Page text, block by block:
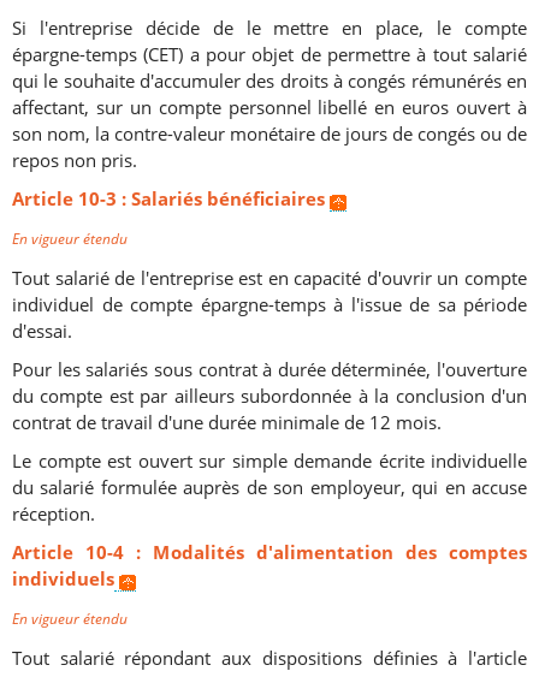
Si l'entreprise décide de le mettre en place, le compte
épargne-temps (CET) a pour objet de permettre à tout salarié
qui le souhaite d'accumuler des droits à congés rémunérés en
affectant, sur un compte personnel libellé en euros ouvert à
son nom, la contre-valeur monétaire de jours de congés ou de
repos non pris.
Article 10-3 : Salariés bénéficiaires
En vigueur étendu
Tout salarié de l'entreprise est en capacité d'ouvrir un compte
individuel de compte épargne-temps à l'issue de sa période
d'essai.
Pour les salariés sous contrat à durée déterminée, l'ouverture
du compte est par ailleurs subordonnée à la conclusion d'un
contrat de travail d'une durée minimale de 12 mois.
Le compte est ouvert sur simple demande écrite individuelle
du salarié formulée auprès de son employeur, qui en accuse
réception.
Article 10-4 : Modalités d'alimentation des comptes
individuels
En vigueur étendu
Tout salarié répondant aux dispositions définies à l'article